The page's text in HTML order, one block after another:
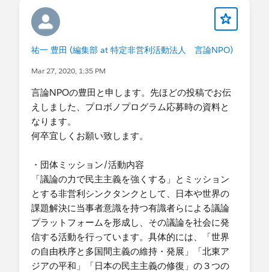
・支援の時間帯(複数回答可)
-平日就業時間中
-平日夜間
-どちらでも可
・支援時期
-1～2ヶ月以内
によっては、VisualForceにしないという選択肢も
あるので、まずは、Salesforceでどのようなことが
可能なのかを教えていただきたいです。
★追加情報
当方、WebデザイナーなのでHTMLのコーディング
は自前で対応可能です。
デジタルエクスペリエンスのフォームでの配置
について確認
カスタムオブジェクトからの取引先責任者への
データ受け渡し など」
こちらは、Googleドキュメントのやり取りでうま
くいかないところなどを指導いただきました。 最
終的にリリースできましたので、ご報告です。
今回、ガールスカウト日本連盟に直接登録できる
組みをSFなどを組み合わせて構築しました。
ガールスカウト日本連盟 特別個人会員とは
https://www.girlscout.or.jp/join/flow/
1）受付部分 ・デジタルエクスペリエンスでフォー
ムの入り口を作り、フォーム自体はアンケート機
能を使用。
祐一 豊田 (編集部 at 特定非営利活動法人 言論NPO)
Mar 27, 2020, 1:35 PM
言論NPOの豊田と申します。先ほどの投稿でお伝
えしました、プロボノプログラム応募時の資料と
なります。
何卒宜しくお願い致します。
・団体ミッション/活動内容
「議論の力で民主主義を強くする」とミッション
とする非営利シンクタンクとして、日本や世界の
課題解決に当事者意識を持つ有識者らによる議論
プラットフォームを形成し、その議論を社会に発
信する活動を行っています。具体的には、「世界
の自由秩序と多国間主義の維持・発展」「北東ア
ジアの平和」「日本の民主主義の修復」の３つの